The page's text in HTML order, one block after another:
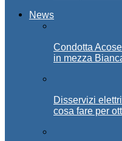
News
Condotta
in mezza
Disservizi
cosa fare per